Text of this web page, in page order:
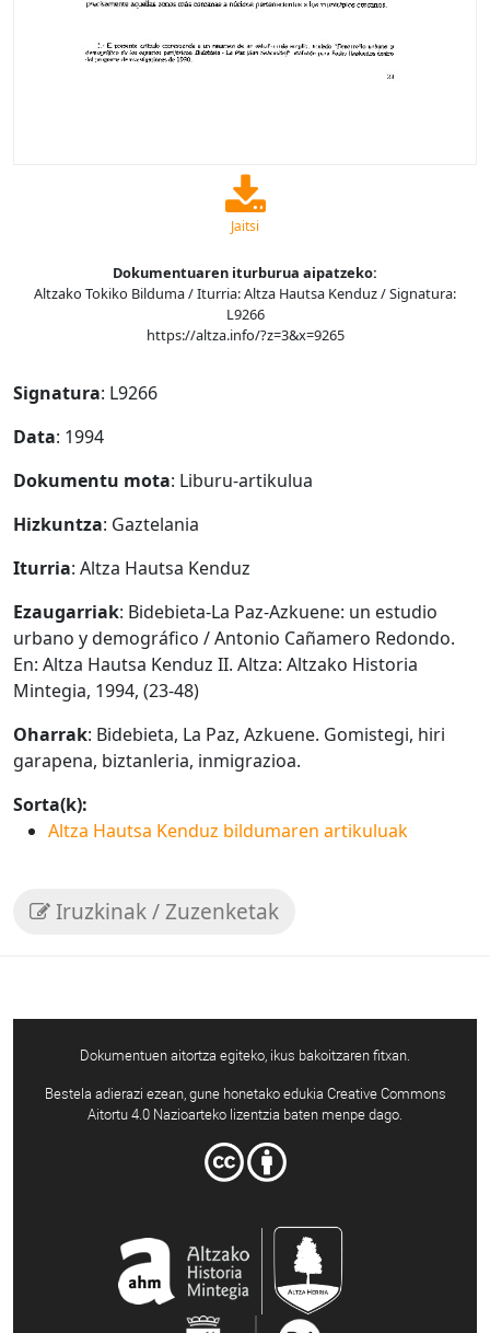
Jaitsi
Dokumentuaren iturburua aipatzeko:
Altzako Tokiko Bilduma / Iturria: Altza Hautsa Kenduz / Signatura:
L9266
https://altza.info/?z=3&x=9265
Signatura: L9266
Data: 1994
Dokumentu mota: Liburu-artikulua
Hizkuntza: Gaztelania
Iturria: Altza Hautsa Kenduz
Ezaugarriak: Bidebieta-La Paz-Azkuene: un estudio
urbano y demográfico / Antonio Cañamero Redondo.
En: Altza Hautsa Kenduz II. Altza: Altzako Historia
Mintegia, 1994, (23-48)
Oharrak: Bidebieta, La Paz, Azkuene. Gomistegi, hiri
garapena, biztanleria, inmigrazioa.
Sorta(k):
Altza Hautsa Kenduz bildumaren artikuluak
Iruzkinak / Zuzenketak
Dokumentuen aitortza egiteko, ikus bakoitzaren fitxan.
Bestela adierazi ezean, gune honetako edukia Creative Commons
Aitortu 4.0 Nazioarteko lizentzia baten menpe dago.